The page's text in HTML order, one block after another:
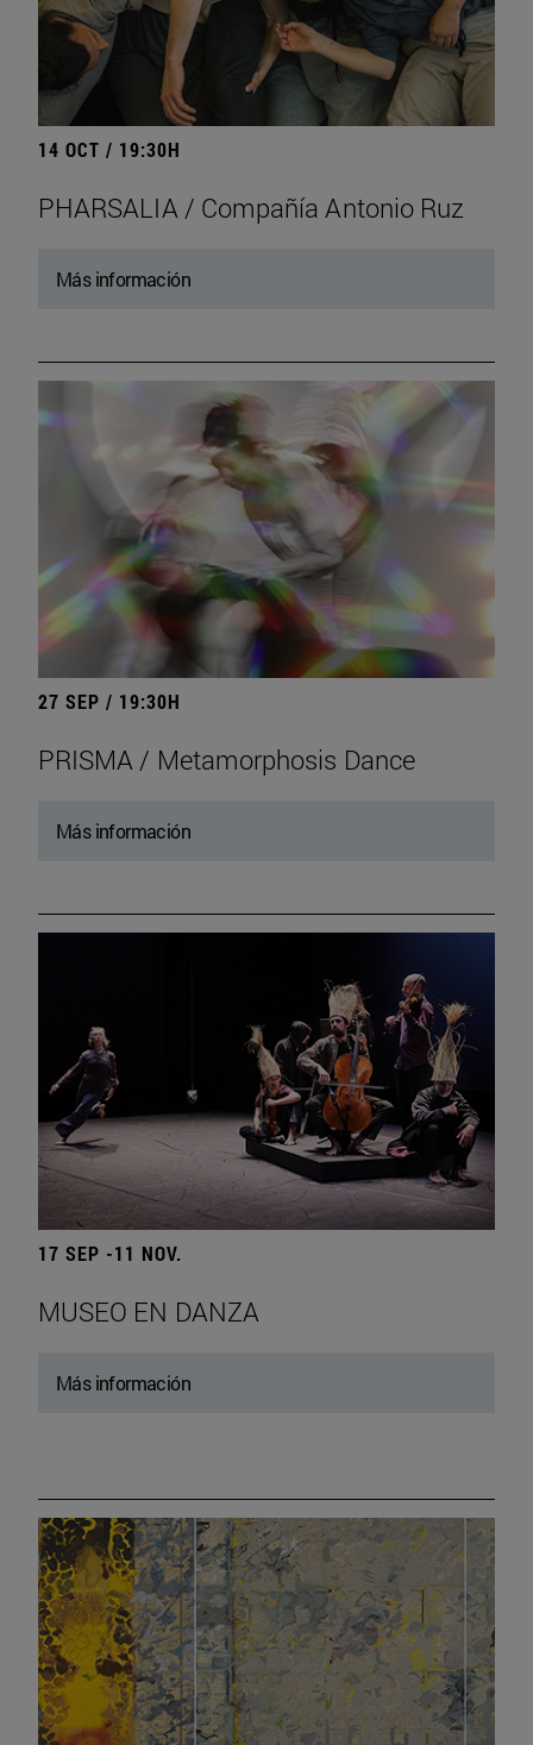
14 OCT / 19:30H
PHARSALIA / Compañía Antonio Ruz
Más información
27 SEP / 19:30H
PRISMA / Metamorphosis Dance
Más información
17 SEP -11 NOV.
MUSEO EN DANZA
Más información